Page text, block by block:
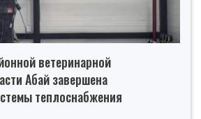
ветеринарной
Абай завершена
теплоснабжения